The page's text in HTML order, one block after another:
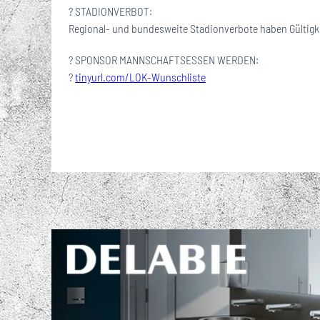
? STADIONVERBOT:
Regional- und bundesweite Stadionverbote haben
? SPONSOR MANNSCHAFTSESSEN WERDEN:
?tinyurl.com/LOK-Wunschliste